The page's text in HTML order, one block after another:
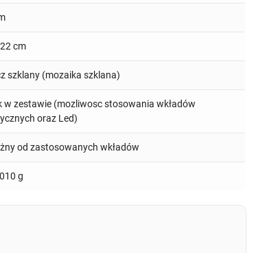
cm
szklany (mozaika szklana)
w zestawie (mozliwosc stosowania wkładów
oraz Led)
od zastosowanych wkładów
g